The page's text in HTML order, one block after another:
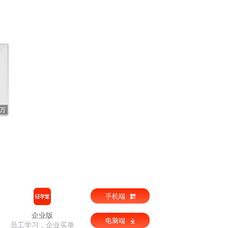
企业版
员工学习，企业买单
手机端
电脑端